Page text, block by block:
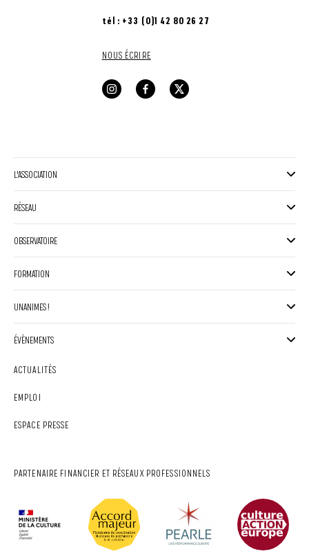
tél : +33 (0)1 42 80 26 27
NOUS ÉCRIRE
L'ASSOCIATION
RÉSEAU
OBSERVATOIRE
FORMATION
UNANIMES !
ÉVÈNEMENTS
ACTUALITÉS
EMPLOI
ESPACE PRESSE
PARTENAIRE FINANCIER ET RÉSEAUX PROFESSIONNELS